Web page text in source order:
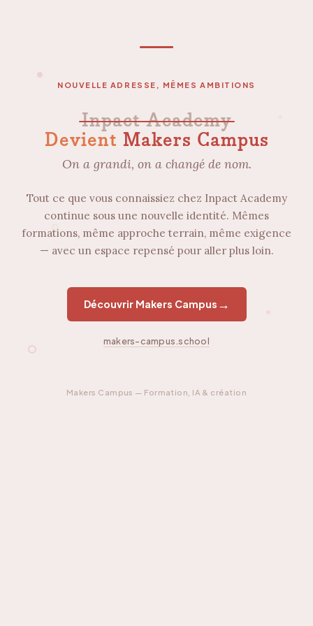
NOUVELLE ADRESSE, MÊMES AMBITIONS
Inpact Academy
Devient Makers Campus
On a grandi, on a changé de nom.
Tout ce que vous connaissiez chez Inpact Academy
continue sous une nouvelle identité. Mêmes
formations, même approche terrain, même exigence
— avec un espace repensé pour aller plus loin.
Découvrir Makers Campus →
makers-campus.school
Makers Campus — Formation, IA & création